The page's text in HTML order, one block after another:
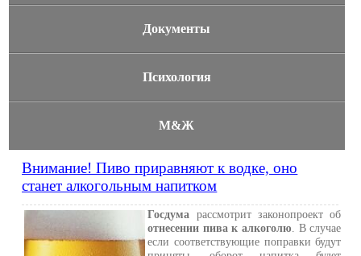
Документы
Психология
М&Ж
Внимание! Пиво приравняют к водке, оно
станет алкогольным напитком
Госдума рассмотрит законопроект об
отнесении пива к алкоголю . В случае
если соответствующие поправки будут